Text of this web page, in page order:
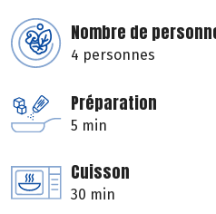
Nombre de
4 personnes
Préparation
5 min
Cuisson
30 min